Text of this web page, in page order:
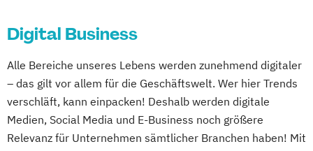
Professional Software Engineering
Prozesssimulation in der
Verfahrenstechnik
Regenerative Energietechnik
Technikfolgen­abschätzung
Technische Betriebswirtschaft
Expert*in Business Intelligence
Expert*in für Digitalisierung in der
Dienstleistungsbranche
Expert*in für Nachhaltigkeit und
Veränderungsprozesse
Internet of Things und intelligente Systeme
Klimabewusste Gebäudetechnik
Leistungselektronik Maschinenbau
Maschinenbau - Digitalisierte
Digital Business
Alle Bereiche unseres Lebens werden zunehmend digitaler
– das gilt vor allem für die Geschäftswelt. Wer hier Trends
verschläft, kann einpacken! Deshalb werden digitale
Medien, Social Media und E-Business noch größere
Relevanz für Unternehmen sämtlicher Branchen haben! Mit